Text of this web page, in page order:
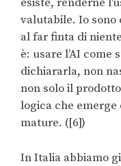
valutabile. Io sono
al far finta di
è: usare l’AI come
dichiararla, non
non solo il
logica che
mature. ([6])
In Italia abbiamo